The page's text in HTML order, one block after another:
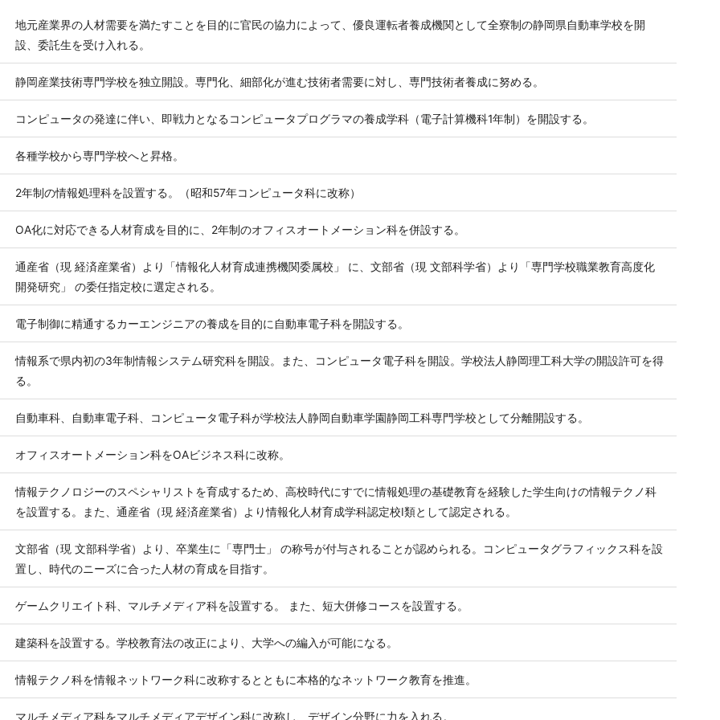
地元産業界の人材需要を満たすことを目的に官民の協力によって、優良運転者養成機関として全寮制の静岡県自動車学校を開
設、委託生を受け入れる。
静岡産業技術専門学校を独立開設。専門化、細部化が進む技術者需要に対し、専門技術者養成に努める。
コンピュータの発達に伴い、即戦力となるコンピュータプログラマの養成学科（電子計算機科1年制）を開設する。
各種学校から専門学校へと昇格。
2年制の情報処理科を設置する。（昭和57年コンピュータ科に改称）
OA化に対応できる人材育成を目的に、2年制のオフィスオートメーション科を併設する。
通産省（現 経済産業省）より「情報化人材育成連携機関委属校」 に、文部省（現 文部科学省）より「専門学校職業教育高度化
開発研究」 の委任指定校に選定される。
電子制御に精通するカーエンジニアの養成を目的に自動車電子科を開設する。
情報系で県内初の3年制情報システム研究科を開設。また、コンピュータ電子科を開設。学校法人静岡理工科大学の開設許可を得
る。
自動車科、自動車電子科、コンピュータ電子科が学校法人静岡自動車学園静岡工科専門学校として分離開設する。
オフィスオートメーション科をOAビジネス科に改称。
情報テクノロジーのスペシャリストを育成するため、高校時代にすでに情報処理の基礎教育を経験した学生向けの情報テクノ科
を設置する。また、通産省（現 経済産業省）より情報化人材育成学科認定校Ⅰ類として認定される。
文部省（現 文部科学省）より、卒業生に「専門士」 の称号が付与されることが認められる。コンピュータグラフィックス科を設
置し、時代のニーズに合った人材の育成を目指す。
ゲームクリエイト科、マルチメディア科を設置する。 また、短大併修コースを設置する。
建築科を設置する。学校教育法の改正により、大学への編入が可能になる。
情報テクノ科を情報ネットワーク科に改称するとともに本格的なネットワーク教育を推進。
マルチメディア科をマルチメディアデザイン科に改称し、デザイン分野に力を入れる。